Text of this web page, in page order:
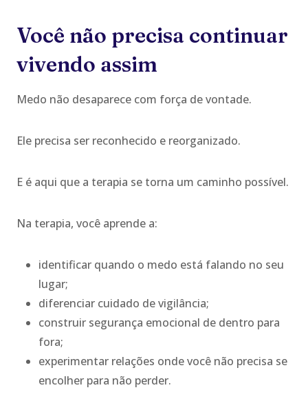
Você não precisa continuar
vivendo assim
Medo não desaparece com força de vontade.
Ele precisa ser reconhecido e reorganizado.
E é aqui que a terapia se torna um caminho possível.
Na terapia, você aprende a:
identificar quando o medo está falando no seu
lugar;
diferenciar cuidado de vigilância;
construir segurança emocional de dentro para
fora;
experimentar relações onde você não precisa se
encolher para não perder.